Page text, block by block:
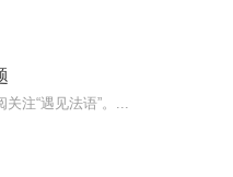
注“遇见法语”。...